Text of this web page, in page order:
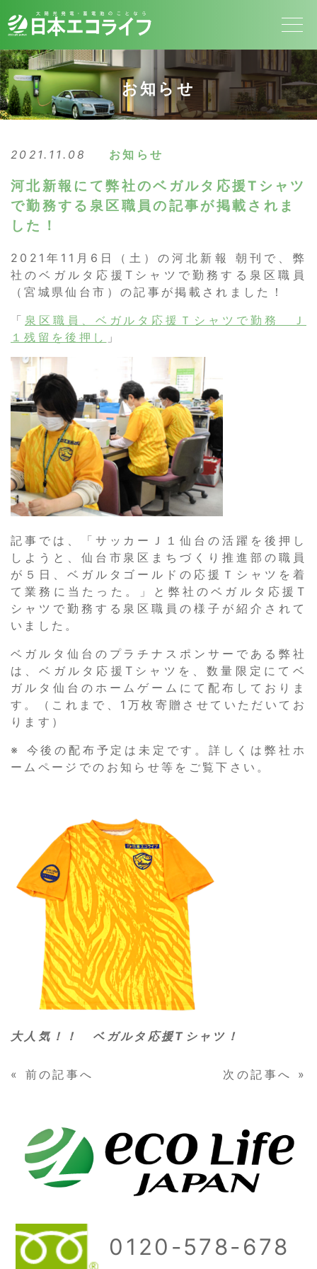
お知らせ
2021.11.08 お知らせ
河北新報にて弊社のベガルタ応援Tシャツ
で勤務する泉区職員の記事が掲載されま
した！
2021年11月6日（土）の河北新報 朝刊で、弊
社のベガルタ応援Tシャツで勤務する泉区職員
（宮城県仙台市）の記事が掲載されました！
「 泉区職員、ベガルタ応援Ｔシャツで勤務 Ｊ
１残留を後押し 」
記事では、「サッカーＪ１仙台の活躍を後押し
しようと、仙台市泉区まちづくり推進部の職員
が５日、ベガルタゴールドの応援Ｔシャツを着
て業務に当たった。」と弊社のベガルタ応援T
シャツで勤務する泉区職員の様子が紹介されて
いました。
ベガルタ仙台のプラチナスポンサーである弊社
は、ベガルタ応援Tシャツを、数量限定にてベ
ガルタ仙台のホームゲームにて配布しておりま
す。（これまで、1万枚寄贈させていただいてお
ります）
※ 今後の配布予定は未定です。詳しくは弊社ホ
ームページでのお知らせ等をご覧下さい。
大人気！！ ベガルタ応援Tシャツ！
« 前の記事へ 次の記事へ »
0120-578-678